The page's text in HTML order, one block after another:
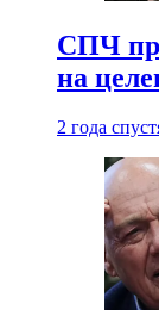
СПЧ
на
2 года